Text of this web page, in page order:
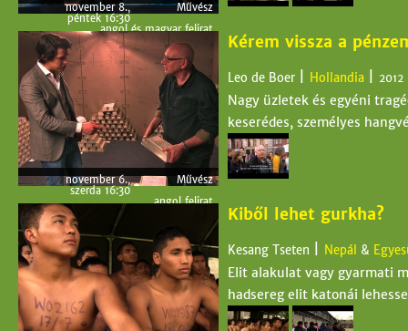
november 8.,
péntek 16:30
Művész
angol és magyar felirat
november 9.,
szombat
17:00
Toldi mozi
angol és magyar felirat
november 6.,
szerda 16:30
Művész
angol felirat
november 8.,
péntek 19:15
angol felirat
november 10.,
vasárnap
15:00
Toldi mozi
angol felirat és magyar
szinkrontolmácsolás
Kérem vissza a
Leo de Boer Hollandia 2012
Nagy üzletek és egyéni
keserédes, személyes
Kiből lehet gurkha?
Kesang Tseten Nepál &
Elit alakulat vagy gyarmati
hadsereg elit katonái